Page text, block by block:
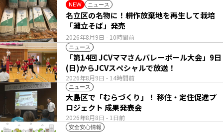
NEW ニュース
2026年8月9日 - 10時間前
名立区の名物に！耕作放棄地を再生して栽培
「灘立そば」発売
ニュース
2026年8月9日 - 14時間前
「第14回 JCVママさんバレーボール大会」9日
(日)からJCVスペシャルで放送！
ニュース
2026年8月8日 - 1日前
大島区で「むらづくり」！ 移住・定住促進プ
ロジェクト 成果発表会
安全安心情報